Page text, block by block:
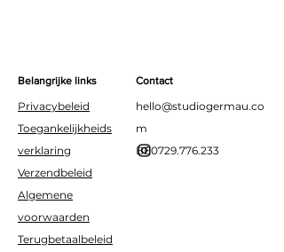
Belangrijke links
Privacybeleid
Toegankelijkheids
verklaring
Verzendbeleid
Algemene
voorwaarden
Terugbetaalbeleid
Contact
hello@studiogermau.co
m
BE0729.776.233